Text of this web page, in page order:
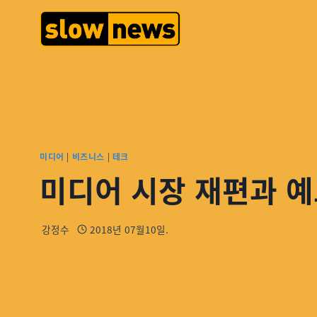
미디어 | 비즈니스 | 테크
미디어 시장 재편과
강정수 2018년 07월10일.